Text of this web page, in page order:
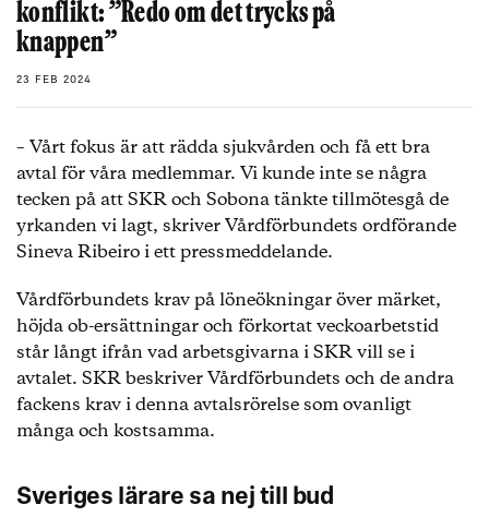
konflikt: ”Redo om det trycks på
knappen”
23 FEB 2024
– Vårt fokus är att rädda sjukvården och få ett bra
avtal för våra medlemmar. Vi kunde inte se några
tecken på att SKR och Sobona tänkte tillmötesgå de
yrkanden vi lagt, skriver Vårdförbundets ordförande
Sineva Ribeiro i ett pressmeddelande.
Vårdförbundets krav på löneökningar över märket,
höjda ob-ersättningar och förkortat veckoarbetstid
står långt ifrån vad arbetsgivarna i SKR vill se i
avtalet. SKR beskriver Vårdförbundets och de andra
fackens krav i denna avtalsrörelse som ovanligt
många och kostsamma.
Sveriges lärare sa nej till bud